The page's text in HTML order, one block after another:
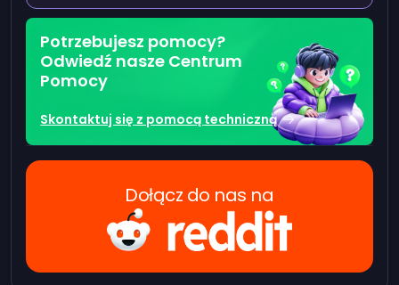
Potrzebujesz pomocy?
Odwiedź nasze Centrum
Pomocy
Skontaktuj się z pomocą techniczną
Dołącz do nas na